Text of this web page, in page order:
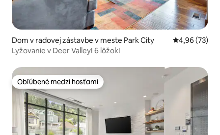
Dom v radovej zástavbe v meste Park City Priemerné
4,96 (73)
Lyžovanie v Deer Valley! 6 lôžok!
Obľúbené medzi hosťami
Obľúbené medzi hosťami